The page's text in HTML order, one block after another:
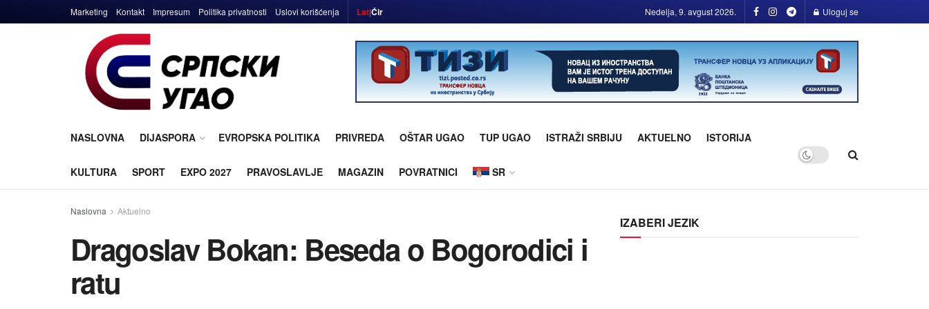
Marketing Kontakt Impresum Politika privatnosti Uslovi korišćenja Lat|Ćir Nedelja, 9. avgust 2026. Uloguj se
NASLOVNA DIJASPORA EVROPSKA POLITIKA PRIVREDA OŠTAR UGAO TUP UGAO ISTRAŽI SRBIJU AKTUELNO ISTORIJA
KULTURA SPORT EXPO 2027 PRAVOSLAVLJE MAGAZIN POVRATNICI SR
Naslovna Aktuelno
Dragoslav Bokan: Beseda o Bogorodici i
ratu
IZABERI JEZIK